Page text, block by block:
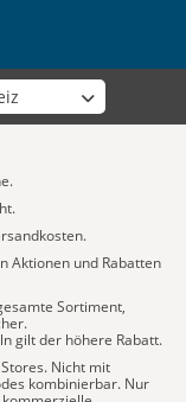
Shop
Aktionen und Rabatten
Sortiment,
gilt der höhere Rabatt.
Nicht mit
kombinierbar. Nur